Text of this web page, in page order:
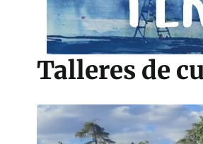
Talleres de